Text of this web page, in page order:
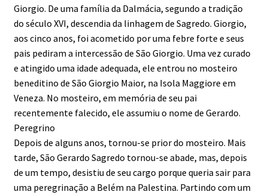
Giorgio. De uma família da Dalmácia, segundo a tradição
do século XVI, descendia da linhagem de Sagredo. Giorgio,
aos cinco anos, foi acometido por uma febre forte e seus
pais pediram a intercessão de São Giorgio. Uma vez curado
e atingido uma idade adequada, ele entrou no mosteiro
beneditino de São Giorgio Maior, na Isola Maggiore em
Veneza. No mosteiro, em memória de seu pai
recentemente falecido, ele assumiu o nome de Gerardo.
Peregrino
Depois de alguns anos, tornou-se prior do mosteiro. Mais
tarde, São Gerardo Sagredo tornou-se abade, mas, depois
de um tempo, desistiu de seu cargo porque queria sair para
uma peregrinação a Belém na Palestina. Partindo com um